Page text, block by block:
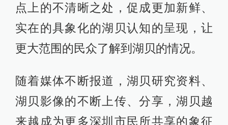
点上的不清晰之处，促成更加新鲜、
实在的具象化的湖贝认知的呈现，让
更大范围的民众了解到湖贝的情况。
随着媒体不断报道，湖贝研究资料、
湖贝影像的不断上传、分享，湖贝越
来越成为更多深圳市民所共享的象征